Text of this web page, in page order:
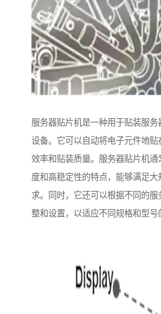
服务器贴片机是一种用于贴装服
设备。它可以自动将电子元件地
效率和贴装质量。服务器贴片机
度和高稳定性的特点，能够满足
求。同时，它还可以根据不同的服
整和设置，以适应不同规格和型号